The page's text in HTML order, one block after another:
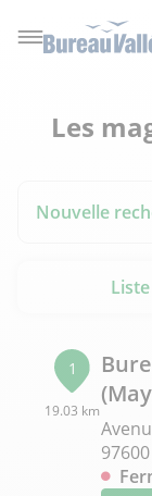
Les
Nouvelle
Liste
1
19.03 km